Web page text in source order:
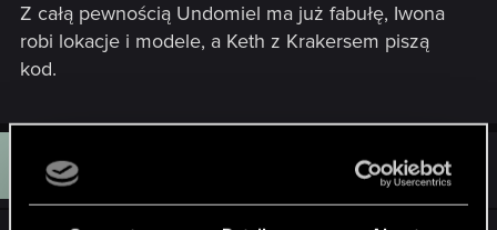
Z całą pewnością Undomiel ma już fabułę, Iwona
robi lokacje i modele, a Keth z Krakersem piszą
kod.
Sep 1, 2009